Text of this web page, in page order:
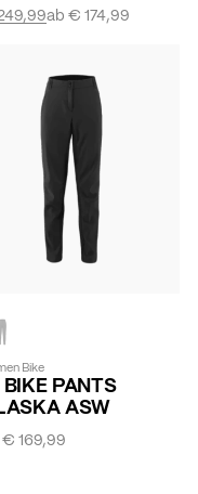
ab€ 174,99
Bike
PANTS
ASW
€ 169,99